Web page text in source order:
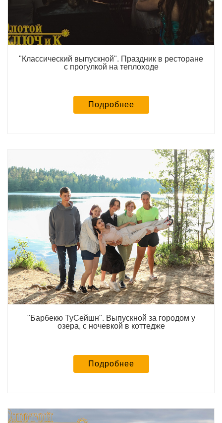
"Классический выпускной". Праздник в ресторане
с прогулкой на теплоходе
Подробнее
"Барбекю ТуСейшн". Выпускной за городом у
озера, с ночевкой в коттедже
Подробнее